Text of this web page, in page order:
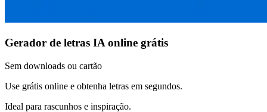
Gerador de letras IA online grátis
Sem downloads ou cartão
Use grátis online e obtenha letras em segundos.
Ideal para rascunhos e inspiração.